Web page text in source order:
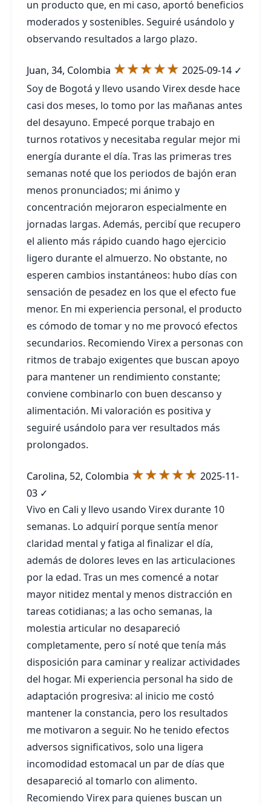
un producto que, en mi caso, aportó beneficios
moderados y sostenibles. Seguiré usándolo y
observando resultados a largo plazo.
Juan, 34, Colombia ★★★★★ 2025-09-14 ✓
Soy de Bogotá y llevo usando Virex desde hace
casi dos meses, lo tomo por las mañanas antes
del desayuno. Empecé porque trabajo en
turnos rotativos y necesitaba regular mejor mi
energía durante el día. Tras las primeras tres
semanas noté que los periodos de bajón eran
menos pronunciados; mi ánimo y
concentración mejoraron especialmente en
jornadas largas. Además, percibí que recupero
el aliento más rápido cuando hago ejercicio
ligero durante el almuerzo. No obstante, no
esperen cambios instantáneos: hubo días con
sensación de pesadez en los que el efecto fue
menor. En mi experiencia personal, el producto
es cómodo de tomar y no me provocó efectos
secundarios. Recomiendo Virex a personas con
ritmos de trabajo exigentes que buscan apoyo
para mantener un rendimiento constante;
conviene combinarlo con buen descanso y
alimentación. Mi valoración es positiva y
seguiré usándolo para ver resultados más
prolongados.
Carolina, 52, Colombia ★★★★★ 2025-11-
03 ✓
Vivo en Cali y llevo usando Virex durante 10
semanas. Lo adquirí porque sentía menor
claridad mental y fatiga al finalizar el día,
además de dolores leves en las articulaciones
por la edad. Tras un mes comencé a notar
mayor nitidez mental y menos distracción en
tareas cotidianas; a las ocho semanas, la
molestia articular no desapareció
completamente, pero sí noté que tenía más
disposición para caminar y realizar actividades
del hogar. Mi experiencia personal ha sido de
adaptación progresiva: al inicio me costó
mantener la constancia, pero los resultados
me motivaron a seguir. No he tenido efectos
adversos significativos, solo una ligera
incomodidad estomacal un par de días que
desapareció al tomarlo con alimento.
Recomiendo Virex para quienes buscan un